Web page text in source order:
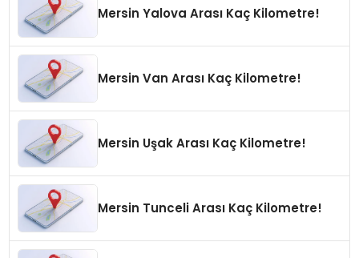
Mersin Yalova Arası Kaç Kilometre!
Mersin Van Arası Kaç Kilometre!
Mersin Uşak Arası Kaç Kilometre!
Mersin Tunceli Arası Kaç Kilometre!